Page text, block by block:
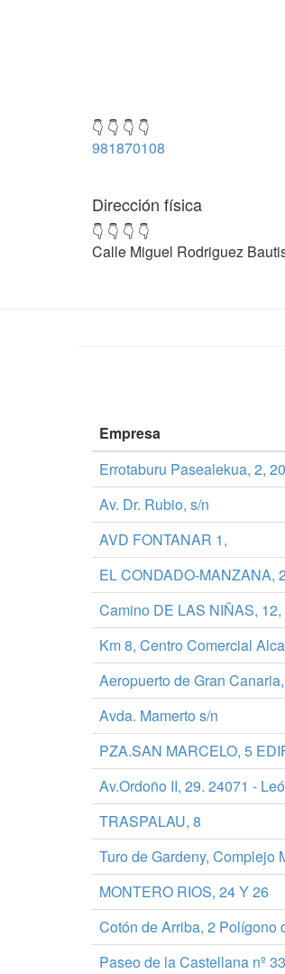
👇 👇 👇 👇
981870108
Dirección física
👇 👇 👇 👇
Calle Miguel Rodriguez
Empresa
Errotaburu Pasealekua, 2,
Av. Dr. Rubio, s/n
AVD FONTANAR 1,
EL CONDADO-MANZANA,
Camino DE LAS NIÑAS,
Km 8, Centro Comercial
Aeropuerto de Gran
Avda. Mamerto s/n
PZA.SAN MARCELO, 5
Av.Ordoño II, 29. 24071 -
TRASPALAU, 8
Turo de Gardeny, Complejo
MONTERO RIOS, 24 Y 26
Cotón de Arriba, 2 Polígono
Paseo de la Castellana nº 33